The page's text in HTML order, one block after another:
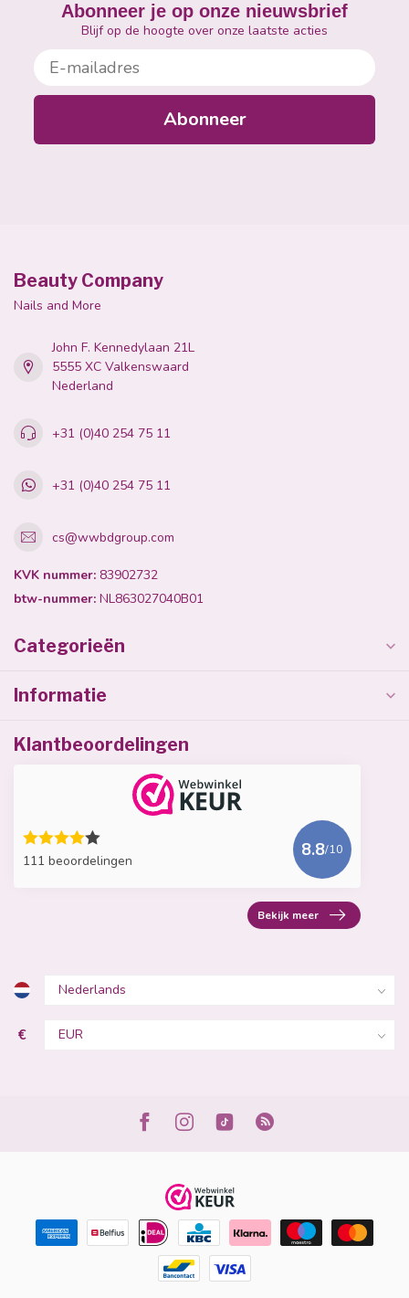
Abonneer je op onze nieuwsbrief
Blijf op de hoogte over onze laatste acties
E-mailadres
Abonneer
Beauty Company
Nails and More
John F. Kennedylaan 21L
5555 XC Valkenswaard
Nederland
+31 (0)40 254 75 11
+31 (0)40 254 75 11
cs@wwbdgroup.com
KVK nummer: 83902732
btw-nummer: NL863027040B01
Categorieën
Informatie
Klantbeoordelingen
111 beoordelingen
8.8/10
Bekijk meer
€